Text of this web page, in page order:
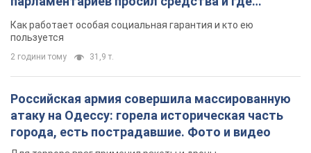
Армия России попала в две соседние
многоэтажки в Харькове: двое погибших, 13
пострадавших
Враг умышленно бьет по жилым домам
годину тому 1,2 т.